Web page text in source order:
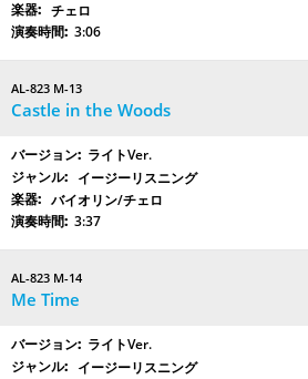
チェロ
3:06
AL-823 M-13
Castle in the Woods
ライトVer.
イージーリスニング
バイオリン/チェロ
3:37
AL-823 M-14
Me Time
ライトVer.
イージーリスニング